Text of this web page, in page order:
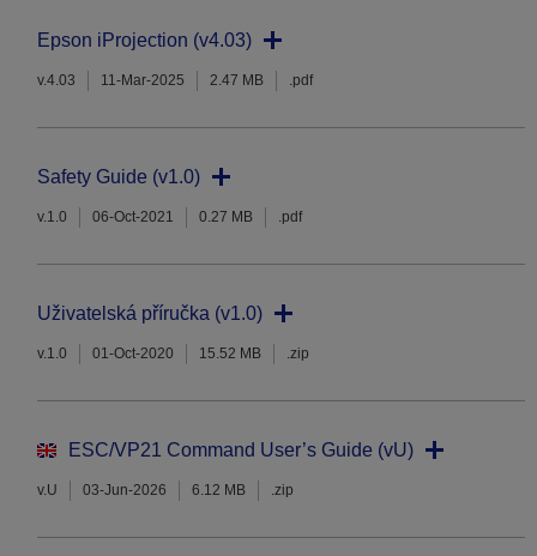
Epson iProjection (v4.03)
v.4.03 11-Mar-2025 2.47 MB .pdf
Safety Guide (v1.0)
v.1.0 06-Oct-2021 0.27 MB .pdf
Uživatelská příručka (v1.0)
v.1.0 01-Oct-2020 15.52 MB .zip
ESC/VP21 Command User’s Guide (vU)
v.U 03-Jun-2026 6.12 MB .zip